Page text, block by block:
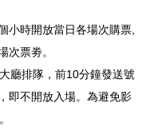
小時開放當日各場次購票,
次票劵。
廳排隊，前10分鐘發送號
即不開放入場。為避免影